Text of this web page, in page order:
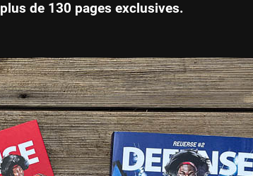
plus de 130 pages exclusives.